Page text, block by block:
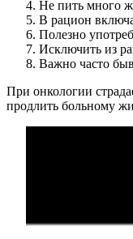
Не пить много
В рацион
Полезно
Исключить из
Важно часто
При онкологии
продлить больному